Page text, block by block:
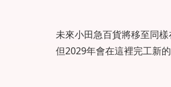
未來小田急百貨將移至同
但2029年會在這裡完工新